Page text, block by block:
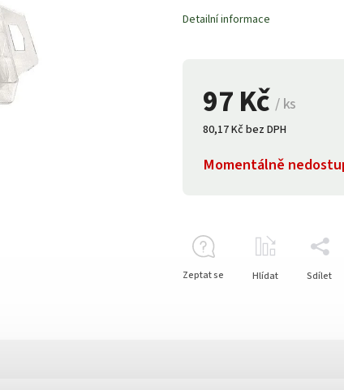
97 Kč/ ks
80,17 Kč bez DPH
Momentálně
Detailní informace
Zeptat se Hlídat Sdílet